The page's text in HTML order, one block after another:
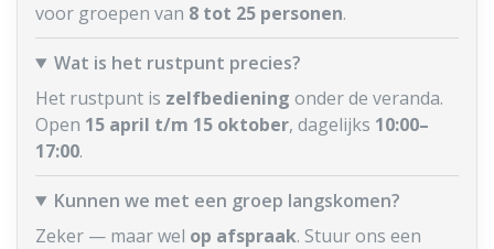
voor groepen van 8 tot 25 personen.
Wat is het rustpunt precies?
Het rustpunt is zelfbediening onder de veranda.
Open 15 april t/m 15 oktober, dagelijks 10:00–
17:00.
Kunnen we met een groep langskomen?
Zeker — maar wel op afspraak. Stuur ons een